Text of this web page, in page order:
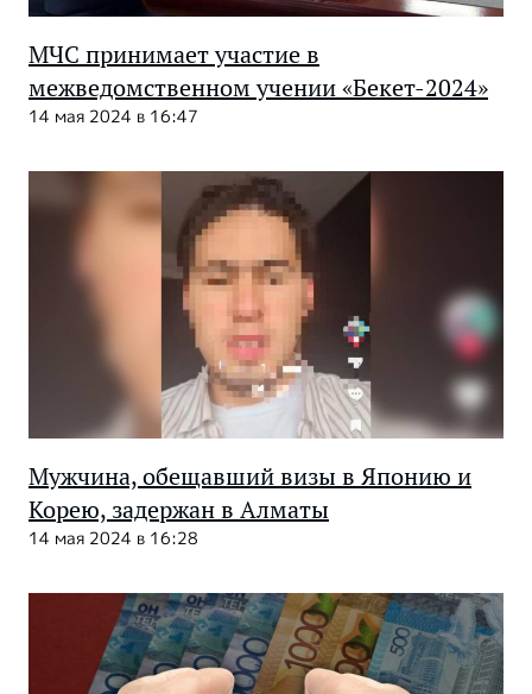
МЧС принимает участие в
межведомственном учении «Бекет-2024»
14 мая 2024 в 16:47
Мужчина, обещавший визы в Японию и
Корею, задержан в Алматы
14 мая 2024 в 16:28